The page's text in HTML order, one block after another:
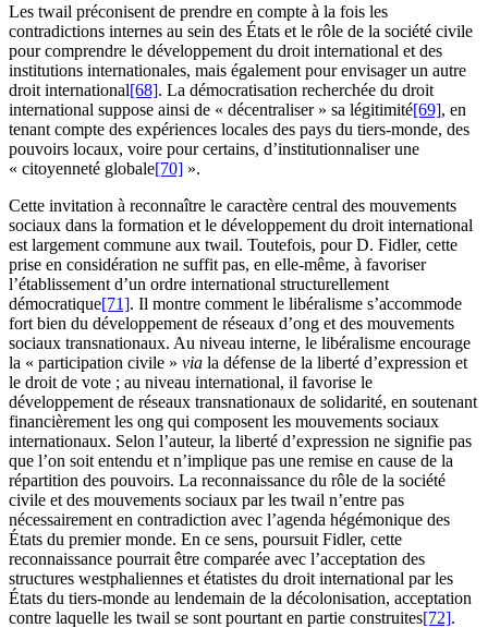
Les twail préconisent de prendre en compte à la fois les
contradictions internes au sein des États et le rôle de la société civile
pour comprendre le développement du droit international et des
institutions internationales, mais également pour envisager un autre
droit international[68]. La démocratisation recherchée du droit
international suppose ainsi de « décentraliser » sa légitimité[69], en
tenant compte des expériences locales des pays du tiers-monde, des
pouvoirs locaux, voire pour certains, d’institutionnaliser une
« citoyenneté globale[70] ».
Cette invitation à reconnaître le caractère central des mouvements
sociaux dans la formation et le développement du droit international
est largement commune aux twail. Toutefois, pour D. Fidler, cette
prise en considération ne suffit pas, en elle-même, à favoriser
l’établissement d’un ordre international structurellement
démocratique[71]. Il montre comment le libéralisme s’accommode
fort bien du développement de réseaux d’ong et des mouvements
sociaux transnationaux. Au niveau interne, le libéralisme encourage
la « participation civile » via la défense de la liberté d’expression et
le droit de vote ; au niveau international, il favorise le
développement de réseaux transnationaux de solidarité, en soutenant
financièrement les ong qui composent les mouvements sociaux
internationaux. Selon l’auteur, la liberté d’expression ne signifie pas
que l’on soit entendu et n’implique pas une remise en cause de la
répartition des pouvoirs. La reconnaissance du rôle de la société
civile et des mouvements sociaux par les twail n’entre pas
nécessairement en contradiction avec l’agenda hégémonique des
États du premier monde. En ce sens, poursuit Fidler, cette
reconnaissance pourrait être comparée avec l’acceptation des
structures westphaliennes et étatistes du droit international par les
États du tiers-monde au lendemain de la décolonisation, acceptation
contre laquelle les twail se sont pourtant en partie construites[72].